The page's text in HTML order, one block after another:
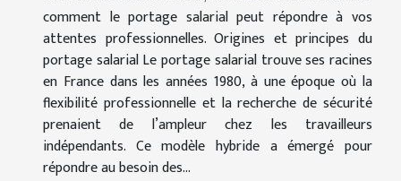
comment le portage salarial peut répondre à vos
attentes professionnelles. Origines et principes du
portage salarial Le portage salarial trouve ses racines
en France dans les années 1980, à une époque où la
flexibilité professionnelle et la recherche de sécurité
prenaient de l’ampleur chez les travailleurs
indépendants. Ce modèle hybride a émergé pour
répondre au besoin des...